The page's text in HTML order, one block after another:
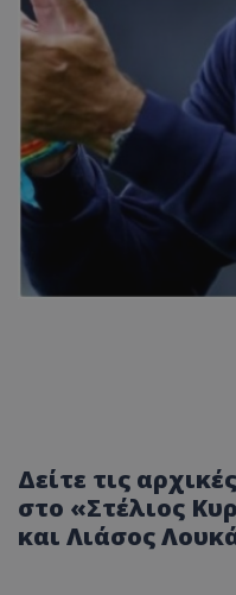
Δείτε τις
στο «Στέλιος
και Λιάσος